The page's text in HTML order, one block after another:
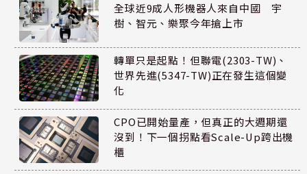
全球近9成人形機器人來自中國 宇
樹、智元、樂聚今年搶上市
轉單只是起點！但聯電(2303-TW)、
世界先進(5347-TW)正在發生這個變
化
CPO已開始量產，但真正的大週期還
沒到！下一個拐點看Scale-Up跨出機
櫃